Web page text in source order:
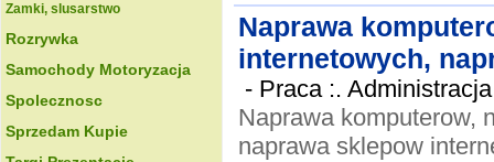
Zamki, slusarstwo
Rozrywka
Samochody Motoryzacja
Spolecznosc
Sprzedam Kupie
Naprawa
internetowych,
- Praca :. Administracja
Naprawa komputerow,
naprawa sklepow